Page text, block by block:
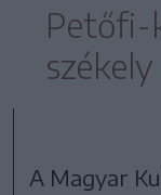
Petőfi-
A Magyar